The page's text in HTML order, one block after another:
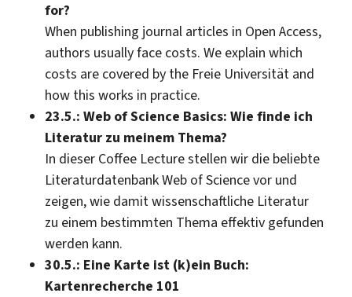
for?
When publishing journal articles in Open Access,
authors usually face costs. We explain which
costs are covered by the Freie Universität and
how this works in practice.
23.5.: Web of Science Basics: Wie finde ich
Literatur zu meinem Thema?
In dieser Coffee Lecture stellen wir die beliebte
Literaturdatenbank Web of Science vor und
zeigen, wie damit wissenschaftliche Literatur
zu einem bestimmten Thema effektiv gefunden
werden kann.
30.5.: Eine Karte ist (k)ein Buch:
Kartenrecherche 101